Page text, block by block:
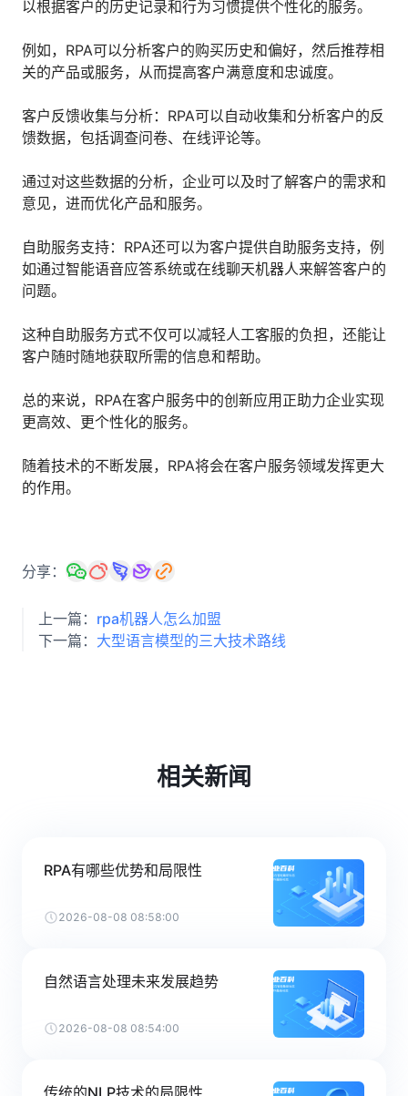
以根据客户的历史记录和行为习惯提供个性化的服务。
例如，RPA可以分析客户的购买历史和偏好，然后推荐相
关的产品或服务，从而提高客户满意度和忠诚度。
客户反馈收集与分析：RPA可以自动收集和分析客户的反
馈数据，包括调查问卷、在线评论等。
通过对这些数据的分析，企业可以及时了解客户的需求和
意见，进而优化产品和服务。
自助服务支持：RPA还可以为客户提供自助服务支持，例
如通过智能语音应答系统或在线聊天机器人来解答客户的
问题。
这种自助服务方式不仅可以减轻人工客服的负担，还能让
客户随时随地获取所需的信息和帮助。
总的来说，RPA在客户服务中的创新应用正助力企业实现
更高效、更个性化的服务。
随着技术的不断发展，RPA将会在客户服务领域发挥更大
的作用。
分享：
上一篇： rpa机器人怎么加盟
下一篇： 大型语言模型的三大技术路线
相关新闻
RPA有哪些优势和局限性
2026-08-08 08:58:00
自然语言处理未来发展趋势
2026-08-08 08:54:00
传统的NLP技术的局限性